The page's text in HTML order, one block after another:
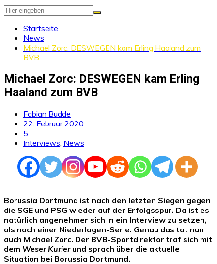
Startseite
News
Michael Zorc: DESWEGEN kam Erling Haaland zum
BVB
Michael Zorc: DESWEGEN kam Erling
Haaland zum BVB
Fabian Budde
22. Februar 2020
5
Interviews News
Borussia Dortmund ist nach den letzten Siegen gegen
die SGE und PSG wieder auf der Erfolgsspur. Da ist es
natürlich angenehmer sich in ein Interview zu setzen,
als nach einer Niederlagen-Serie. Genau das tat nun
auch Michael Zorc. Der BVB-Sportdirektor traf sich mit
dem Weser Kurierund sprach über die aktuelle
Situation bei Borussia Dortmund.